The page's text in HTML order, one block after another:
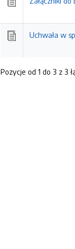
Uchwała w
Pozycje od 1 do 3 z 3